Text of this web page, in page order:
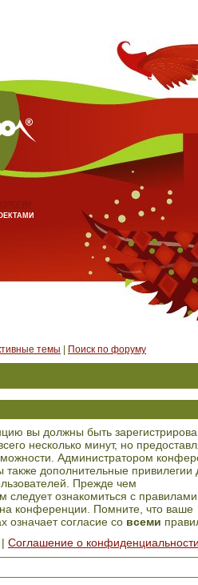
темы Поиск по форуму
вы должны быть
несколько минут, но
Администратором
также дополнительные привилегии
Прежде чем
следует ознакомиться с
конференции. Помните, что ваше
означает согласие со всеми
Соглашение о